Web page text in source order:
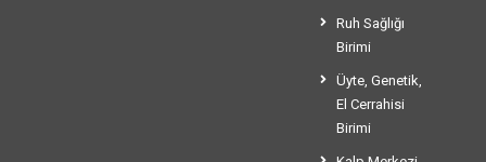
Ruh Sağlığı
Birimi
Üyte, Genetik,
El Cerrahisi
Birimi